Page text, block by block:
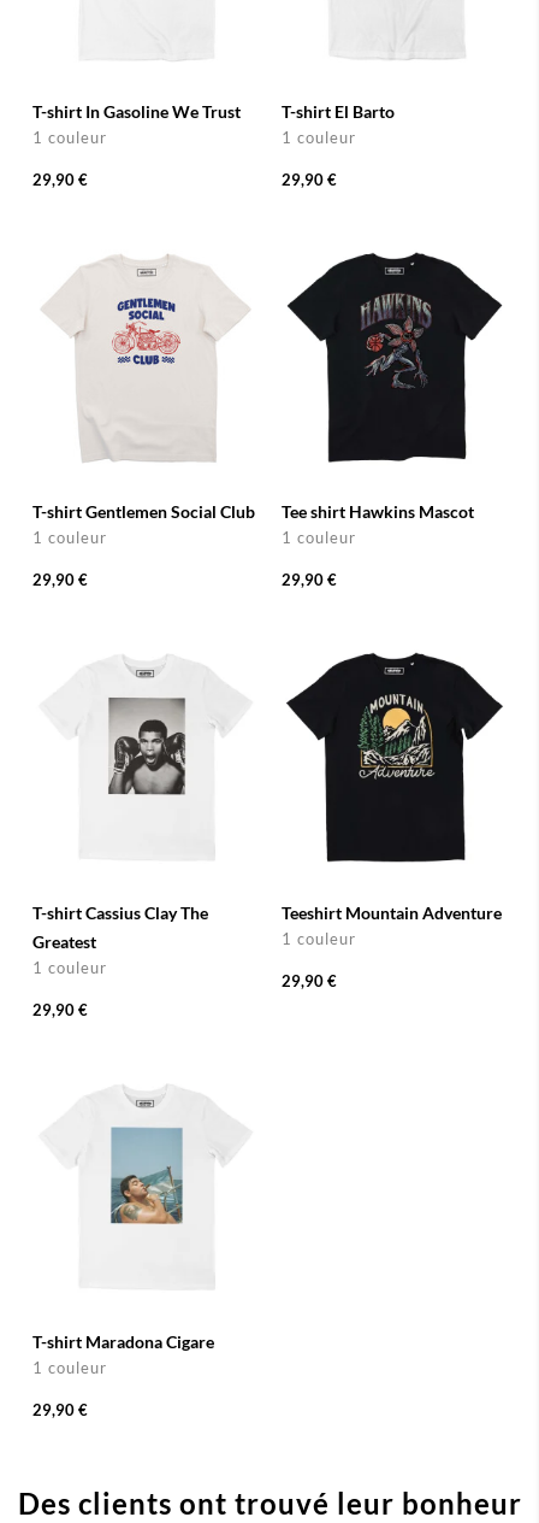
T-shirt In Gasoline We Trust
1 couleur
29,90 €
T-shirt El Barto
1 couleur
29,90 €
T-shirt Gentlemen Social Club
1 couleur
29,90 €
Tee shirt Hawkins Mascot
1 couleur
29,90 €
T-shirt Cassius Clay The
Greatest
1 couleur
29,90 €
Teeshirt Mountain Adventure
1 couleur
29,90 €
T-shirt Maradona Cigare
1 couleur
29,90 €
Des clients ont trouvé leur bonheur